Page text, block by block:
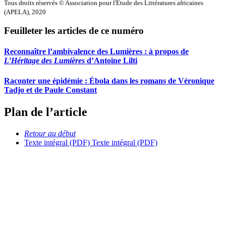
Tous droits réservés © Association pour l'Étude des Littératures africaines
(APELA), 2020
Feuilleter les articles de ce numéro
Reconnaître l’ambivalence des Lumières : à propos de
L’Héritage des Lumières d’Antoine Lilti
Raconter une épidémie : Ébola dans les romans de Véronique
Tadjo et de Paule Constant
Plan de l’article
Retour au début
Texte intégral (PDF) Texte intégral (PDF)